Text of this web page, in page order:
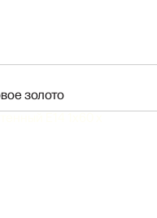
MARINA
золото